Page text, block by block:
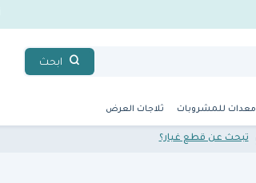
ابحث
معدات للمشروبات ثلاجات العرض
تبحث عن قطع غيار؟